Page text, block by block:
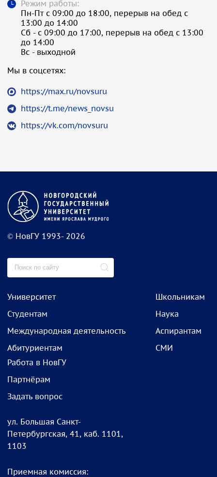
Режим работы:
Пн-Пт с 09:00 до 18:00, перерыв на обед с
13:00 до 14:00
Сб - с 09:00 до 17:00, перерыв на обед с 13:00
до 14:00
Вс - выходной
Мы в соцсетях:
https://max.ru/novsuru
https://t.me/news_novsu
https://vk.com/novsuru
© НовГУ 1993- 2026
Университет
Студентам
Международная деятельность
Абитуриентам
Школьникам
Наука
Аспирантам
СМИ
Работа в НовГУ
Партнёрам
Задать вопрос
ул. Большая Санкт-
Петербургская, 41, каб. 1101,
1103
Приемная комиссия: